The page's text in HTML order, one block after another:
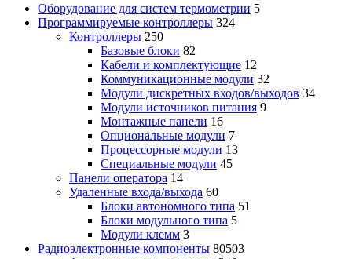
Оборудование для систем термометрии 5
Программируемые контроллеры 324
Контроллеры 250
Базовые блоки 82
Кабели и комплектующие 12
Коммуникационные модули 32
Модули дискретных входов/выходов 34
Модули источников питания 9
Монтажные панели 16
Опциональные модули 7
Процессорные модули 13
Специальные модули 45
Панели оператора 14
Удаленные входа/выхода 60
Блоки автономного типа 51
Блоки модульного типа 5
Модули клемм 3
Радиоэлектронные компоненты 80503